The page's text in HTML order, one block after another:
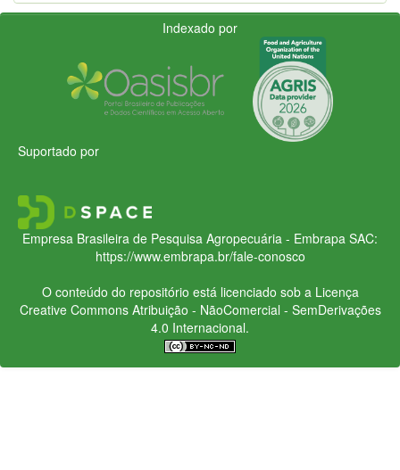
Indexado por
Suportado por
Empresa Brasileira de Pesquisa Agropecuária - Embrapa SAC:
https://www.embrapa.br/fale-conosco
O conteúdo do repositório está licenciado sob a Licença
Creative CommonsAtribuição - NãoComercial - SemDerivações
4.0 Internacional.